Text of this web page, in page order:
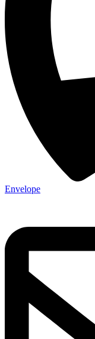
Envelope